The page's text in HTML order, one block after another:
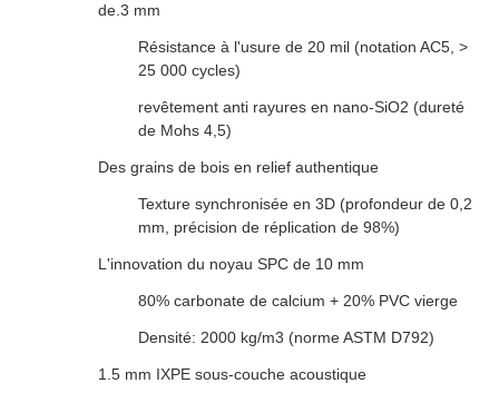
de.3 mm
Résistance à l'usure de 20 mil (notation AC5, >
25 000 cycles)
revêtement anti rayures en nano-SiO2 (dureté
de Mohs 4,5)
Des grains de bois en relief authentique
Texture synchronisée en 3D (profondeur de 0,2
mm, précision de réplication de 98%)
L'innovation du noyau SPC de 10 mm
80% carbonate de calcium + 20% PVC vierge
Densité: 2000 kg/m3 (norme ASTM D792)
1.5 mm IXPE sous-couche acoustique